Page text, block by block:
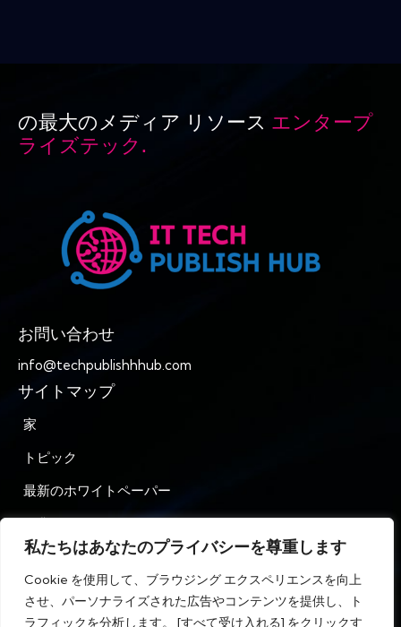
私たちはあなたのプライバシーを尊重します
Cookie を使用して、ブラウジング エクスペリエンスを向上
させ、パーソナライズされた広告やコンテンツを提供し、ト
ラフィックを分析します。 [すべて受け入れる] をクリックす
の最大のメディア リソース エンタープ
ライズテック.
お問い合わせ
info@techpublishhhub.com
サイトマップ
家
トピック
最新のホワイトペーパー
お問い合わせ